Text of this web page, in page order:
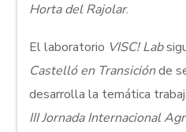
Horta del Rajolar.
El laboratorio VISC! Lab
Castelló en Transiciónde
desarrolla la temática
III Jornada Internacional